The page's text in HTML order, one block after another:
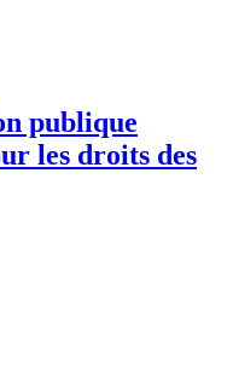
publique
les droits des